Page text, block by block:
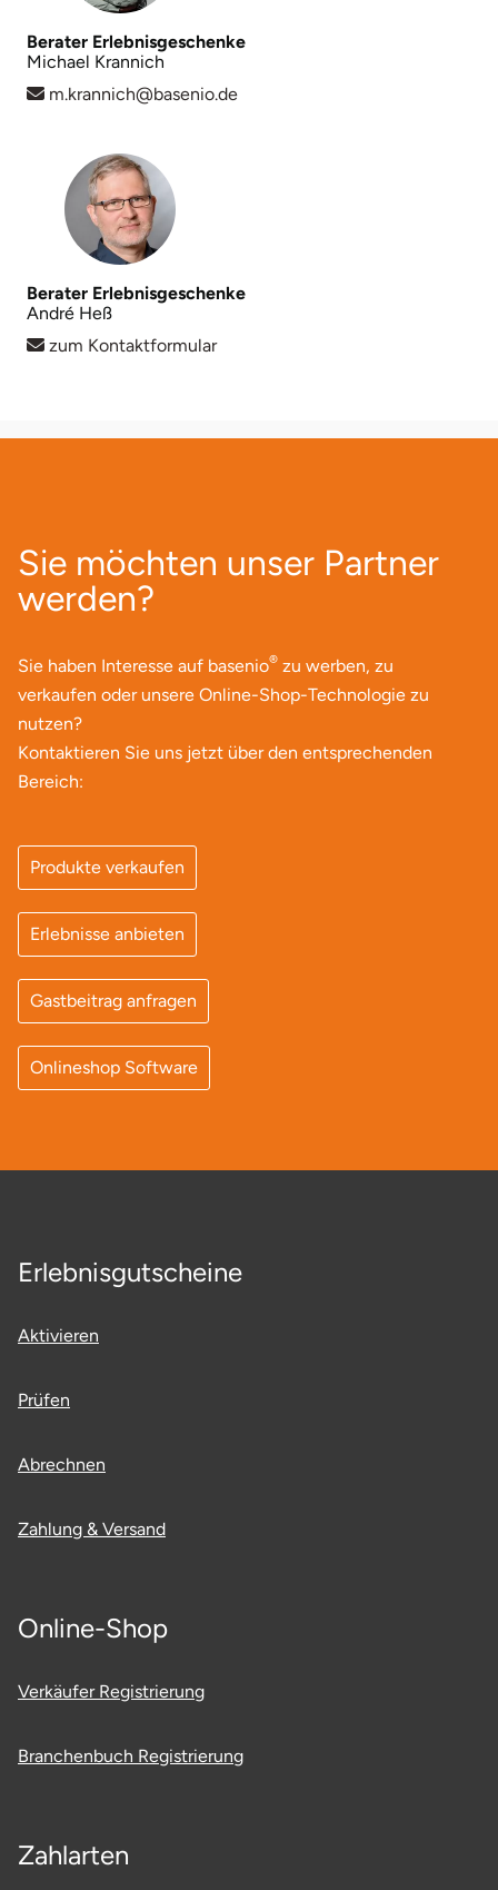
Berater Erlebnisgeschenke
Michael Krannich
m.krannich@basenio.de
Berater Erlebnisgeschenke
André Heß
zum Kontaktformular
Sie möchten unser Partner
werden?
Sie haben Interesse auf basenio® zu werben, zu
verkaufen oder unsere Online-Shop-Technologie zu
nutzen?
Kontaktieren Sie uns jetzt über den entsprechenden
Bereich:
Produkte verkaufen
Erlebnisse anbieten
Gastbeitrag anfragen
Onlineshop Software
Erlebnisgutscheine
Aktivieren
Prüfen
Abrechnen
Zahlung & Versand
Online-Shop
Verkäufer Registrierung
Branchenbuch Registrierung
Zahlarten
Lüneburg
Main-Kinzig-Kreis
Mainz
Mecklenburgische Seenplatte
Moers
Märkisch-Oderland
Mönchengladbach
München
Münster
Nesselwang
Neumünster
Nidda
Oder-Spree
Oldenburg
Osnabrück
Oy-Mittelberg
Passau
Pirna